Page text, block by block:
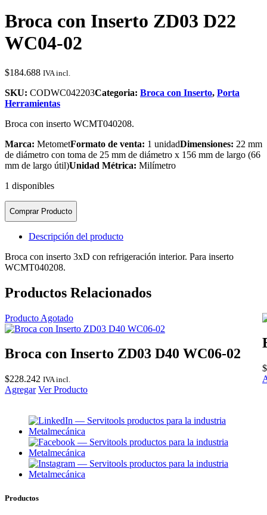
Broca con Inserto ZD03 D22
WC04-02
$184.688 IVA incl.
SKU: CODWC042203Categoria: Broca con Inserto, Porta
Herramientas
Broca con inserto WCMT040208.
Marca: MetometFormato de venta: 1 unidadDimensiones: 22 mm
de diámetro con toma de 25 mm de diámetro x 156 mm de largo (66
mm de largo útil)Unidad Métrica: Milímetro
1 disponibles
Comprar Producto
Descripción del producto
Broca con inserto 3xD con refrigeración interior. Para inserto
WCMT040208.
Productos Relacionados
Producto Agotado
Broca con Inserto ZD03 D40 WC06-02
$228.242 IVA incl.
Agregar Ver Producto
$
Productos